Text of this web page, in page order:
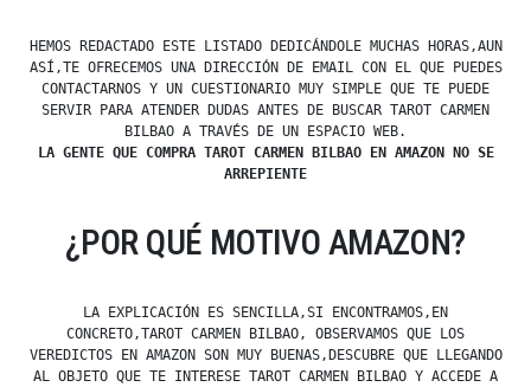
HEMOS REDACTADO ESTE LISTADO DEDICÁNDOLE MUCHAS HORAS,AUN
ASÍ,TE OFRECEMOS UNA DIRECCIÓN DE EMAIL CON EL QUE PUEDES
CONTACTARNOS Y UN CUESTIONARIO MUY SIMPLE QUE TE PUEDE
SERVIR PARA ATENDER DUDAS ANTES DE BUSCAR TAROT CARMEN
BILBAO A TRAVÉS DE UN ESPACIO WEB.
LA GENTE QUE COMPRA TAROT CARMEN BILBAO EN AMAZON NO SE
ARREPIENTE
¿POR QUÉ MOTIVO AMAZON?
LA EXPLICACIÓN ES SENCILLA,SI ENCONTRAMOS,EN
CONCRETO,TAROT CARMEN BILBAO, OBSERVAMOS QUE LOS
VEREDICTOS EN AMAZON SON MUY BUENAS,DESCUBRE QUE LLEGANDO
AL OBJETO QUE TE INTERESE TAROT CARMEN BILBAO Y ACCEDE A